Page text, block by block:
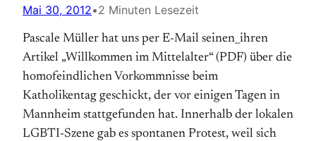
Mai 30, 2012•2 Minuten Lesezeit
Pascale Müller hat uns per E-Mail seinen_ihren
Artikel „Willkommen im Mittelalter“ (PDF) über die
homofeindlichen Vorkommnisse beim
Katholikentag geschickt, der vor einigen Tagen in
Mannheim stattgefunden hat. Innerhalb der lokalen
LGBTI-Szene gab es spontanen Protest, weil sich